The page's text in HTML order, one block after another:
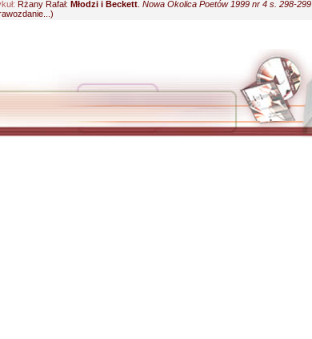
Rżany Rafał: Młodzi i Beckett Nowa Okolica Poetów 1999 nr 4 s. 298-299